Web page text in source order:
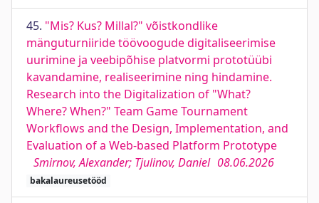
45. "Mis? Kus? Millal?" võistkondlike
mänguturniiride töövoogude digitaliseerimise
uurimine ja veebipõhise platvormi prototüübi
kavandamine, realiseerimine ning hindamine.
Research into the Digitalization of "What?
Where? When?" Team Game Tournament
Workflows and the Design, Implementation, and
Evaluation of a Web-based Platform Prototype
Smirnov, Alexander; Tjulinov, Daniel 08.06.2026
bakalaureusetööd